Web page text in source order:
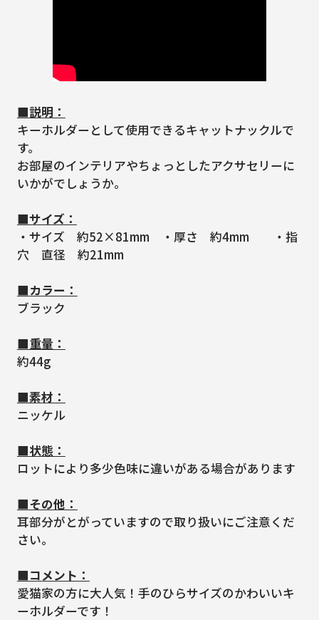
■説明：
キーホルダーとして使用できるキャットナックルで
す。
お部屋のインテリアやちょっとしたアクサセリーに
いかがでしょうか。
■サイズ：
・サイズ 約52×81mm ・厚さ 約4mm ・指
穴 直径 約21mm
■カラー：
ブラック
■重量：
約44g
■素材：
ニッケル
■状態：
ロットにより多少色味に違いがある場合があります
■その他：
耳部分がとがっていますので取り扱いにご注意くだ
さい。
■コメント：
愛猫家の方に大人気！手のひらサイズのかわいいキ
ーホルダーです！